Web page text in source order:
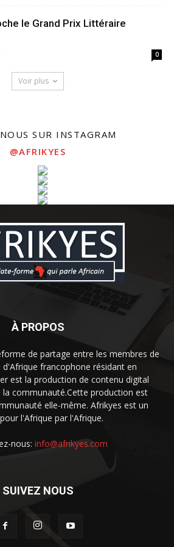
le Grand Prix Littéraire
0
Voir plus
SUR INSTAGRAM
@AFRIKYES
À PROPOS
de partage entre les membres de
francophone résidant en
est la production de contenu digital
la communauté.Cette production est
elle-même. Afrikyes est un
l'Afrique par l'Afrique.
nous: info@afrikyes.com
SUIVEZ NOUS